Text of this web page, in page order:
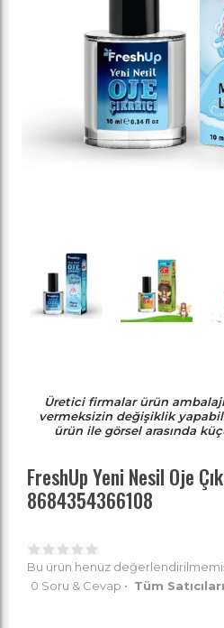
Üretici firmalar ürün
vermeksizin değişiklik
ürün ile görsel arasında
FreshUp Yeni Nesil Oje
8684354366108
Bu ürün henüz
0 Soru & Cevap • Tüm